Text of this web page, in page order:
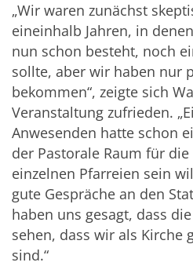
„Wir waren zunächst
eineinhalb Jahren, in
nun schon besteht, noch
sollte, aber wir haben nur
bekommen“, zeigte sich
Veranstaltung zufrieden.
Anwesenden hatte schon
der Pastorale Raum für
einzelnen Pfarreien sein
gute Gespräche an den
haben uns gesagt, dass
sehen, dass wir als Kirche
sind.“